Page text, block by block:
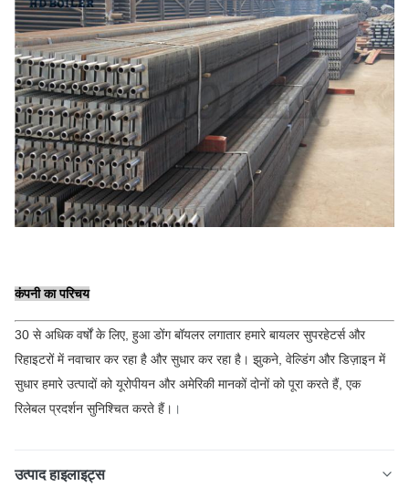
कंपनी का परिचय
30 से अधिक वर्षों के लिए, हुआ डोंग बॉयलर लगातार हमारे बायलर सुपरहेटर्स और
रिहाइटरों में नवाचार कर रहा है और सुधार कर रहा है। झुकने, वेल्डिंग और डिज़ाइन में
सुधार हमारे उत्पादों को यूरोपीयन और अमेरिकी मानकों दोनों को पूरा करते हैं, एक
रिलेबल प्रदर्शन सुनिश्चित करते हैं। ।
उत्पाद हाइलाइट्स